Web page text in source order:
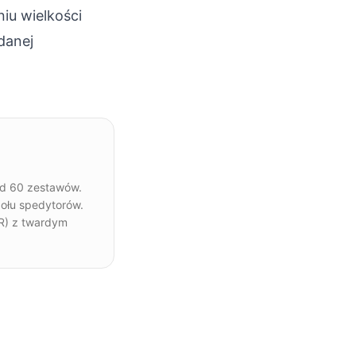
wielkości
60 zestawów.
spedytorów.
z twardym